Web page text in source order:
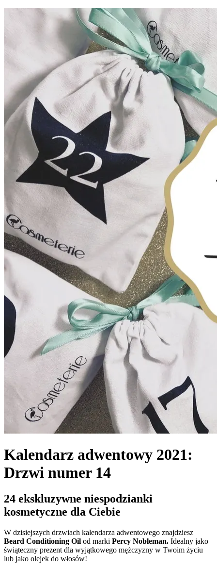
Kalendarz adwentowy 2021:
Drzwi numer 14
24 ekskluzywne niespodzianki
kosmetyczne dla Ciebie
W dzisiejszych drzwiach kalendarza adwentowego znajdziesz
Beard Conditioning Oil od marki Percy Nobleman. Idealny jako
świąteczny prezent dla wyjątkowego mężczyzny w Twoim życiu
lub jako olejek do włosów!